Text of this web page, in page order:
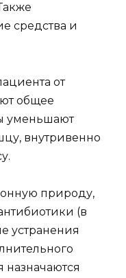
средства и
от
общее
уменьшают
внутривенно
природу,
(в
устранения
назначаются